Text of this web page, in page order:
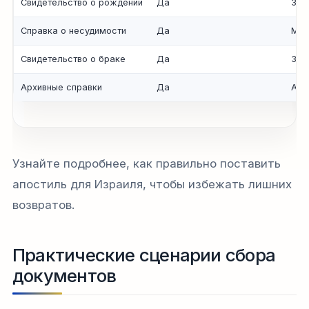
Свидетельство о рождении Да
Справка о несудимости Да
Свидетельство о браке Да
Архивные справки Да
Узнайте подробнее, как правильно поставить
апостиль для Израиля, чтобы избежать лишних
возвратов.
Практические сценарии сбора
документов